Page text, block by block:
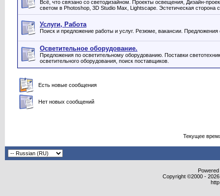
Всё, что связано со светодизайном. Проекты освещения, Дизайн-
светом в Photoshop, 3D Studio Max, Lightscape. Эстетическая сторона
Услуги, Работа
Поиск и предложение работы и услуг. Резюме, вакансии.
Осветительное оборудование.
Предложения по осветительному оборудованию. Поставки
осветительного оборудования, поиск поставщиков.
Есть новые сообщения
Нет новых сообщений
Текущее
Copyright ©2000 -